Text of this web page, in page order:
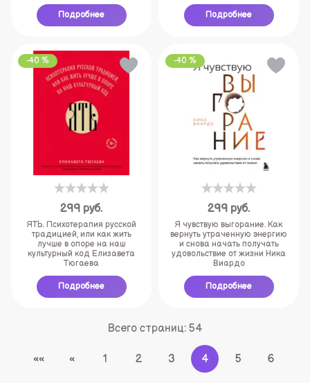
Подробнее Подробнее
-40 %
299 руб.
ЯТЬ. Психотерапия русской
традицией, или как жить
лучше в опоре на наш
культурный код Елизавета
Тюгаева
Подробнее
-40 %
299 руб.
Я чувствую выгорание. Как
вернуть утраченную энергию
и снова начать получать
удовольствие от жизни Ника
Виардо
Подробнее
Всего страниц: 54
«« « 1 2 3 4 5 6